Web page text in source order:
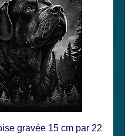
gravée 15 cm par 22